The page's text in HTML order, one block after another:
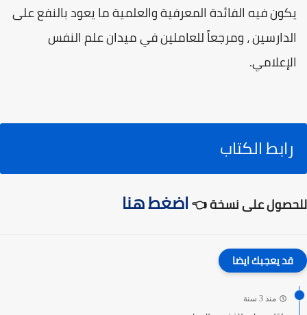
يكون فيه الفائدة المعرفية والعلمية ما يعود بالنفع على
الدارسين ، ومرجعاً للعاملين في ميدان علم النفس
الإعلامي.
رابط الكتاب
للحصول على نسخة 👈اضغط هنا
قد يعجبك ايضا
منذ 3 سنة